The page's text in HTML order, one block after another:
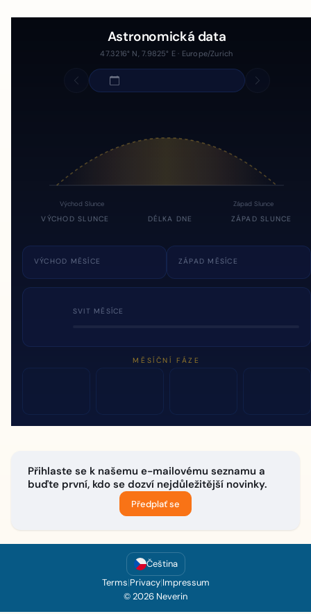
Astronomická data
47.3216° N, 7.9825° E · Europe/Zurich
Východ Slunce Západ Slunce
VÝCHOD SLUNCE DÉLKA DNE ZÁPAD SLUNCE
VÝCHOD MĚSÍCE ZÁPAD MĚSÍCE
SVIT MĚSÍCE
MĚSÍČNÍ FÁZE
Přihlaste se k našemu e-mailovému seznamu a
buďte první, kdo se dozví nejdůležitější novinky.
Předplať se
Čeština
Terms|Privacy|Impressum
© 2026 Neverin